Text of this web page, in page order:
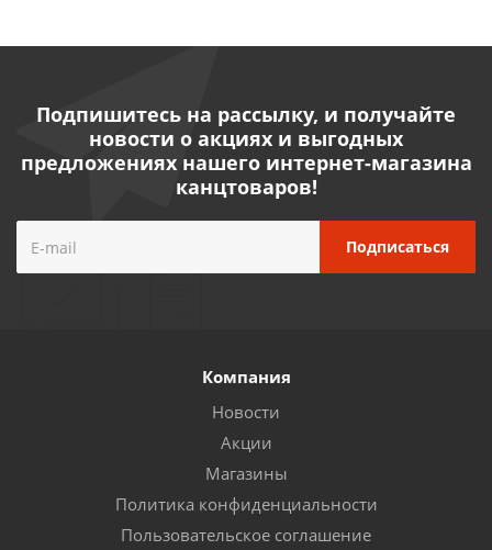
Подпишитесь на рассылку, и получайте
новости о акциях и выгодных
предложениях нашего интернет-магазина
канцтоваров!
Компания
Новости
Акции
Магазины
Политика конфиденциальности
Пользовательское соглашение